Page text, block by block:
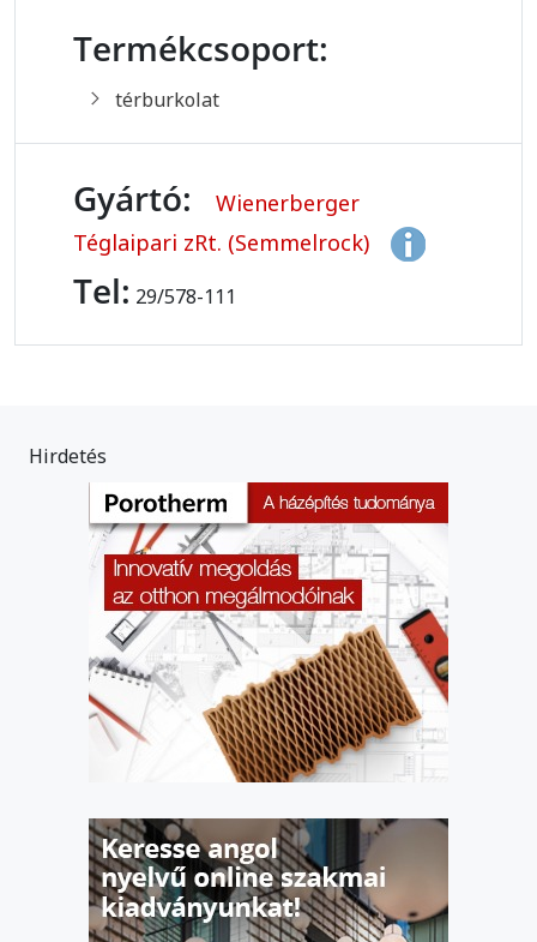
Termékcsoport:
térburkolat
Gyártó:
Wienerberger
Téglaipari zRt. (Semmelrock)
Tel: 29/578-111
Hirdetés